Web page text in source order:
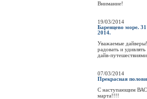
Внимание!
19/03/2014
Баренцево море.
2014.
Уважаемые
радовать и
дайв-путешествиями.
07/03/2014
Прекрасная
C наступающим
марта!!!!